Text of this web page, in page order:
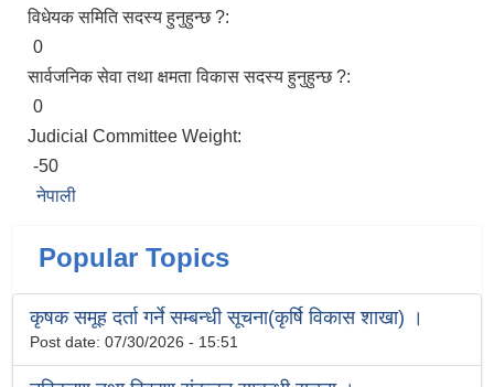
विधेयक समिति सदस्य हुनुहुन्छ ?:
0
सार्वजनिक सेवा तथा क्षमता विकास सदस्य हुनुहुन्छ ?:
0
Judicial Committee Weight:
-50
नेपाली
Popular Topics
कृषक समूह दर्ता गर्ने सम्बन्धी सूचना(कृर्षि विकास शाखा) ।
Post date: 07/30/2026 - 15:51